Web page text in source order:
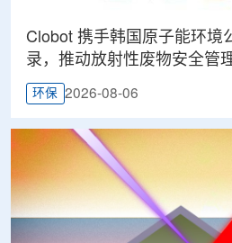
Clobot 携手韩国原子能环境
录，推动放射性废物安全管
环保 2026-08-06